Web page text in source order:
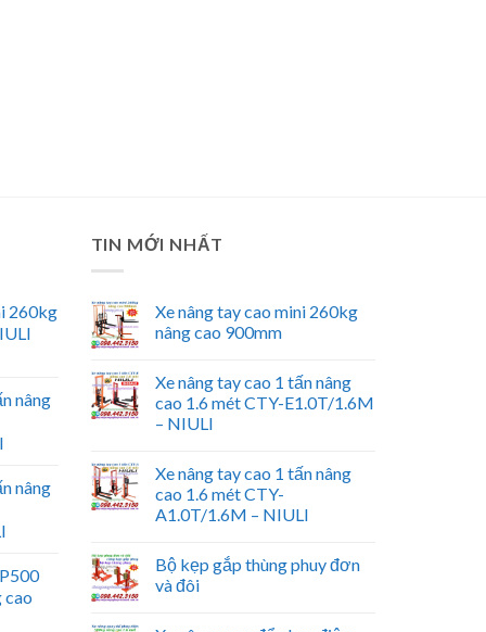
260kg
nâng
nâng
cao
TIN MỚI NHẤT
Xe nâng tay cao mini 260kg
nâng cao 900mm
Xe nâng tay cao 1 tấn nâng
cao 1.6 mét CTY-E1.0T/1.6M
– NIULI
Xe nâng tay cao 1 tấn nâng
cao 1.6 mét CTY-
A1.0T/1.6M – NIULI
Bộ kẹp gắp thùng phuy đơn
và đôi